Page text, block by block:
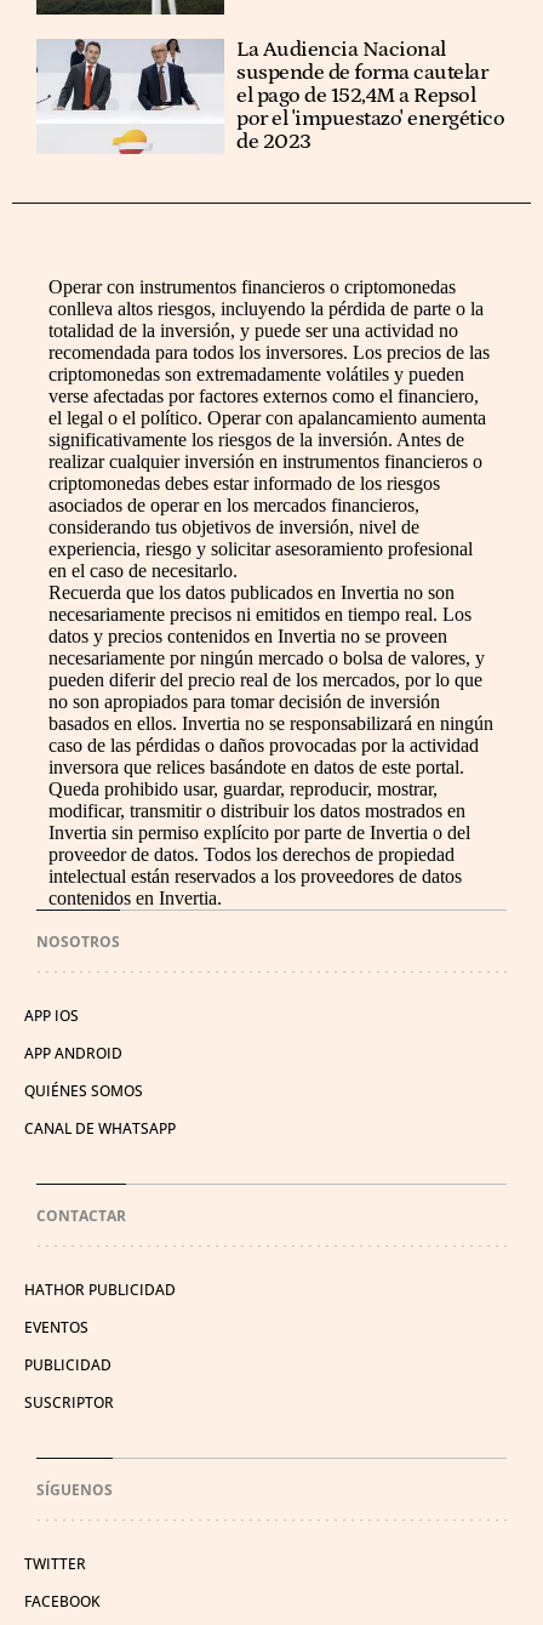
La Audiencia Nacional
suspende de forma cautelar
el pago de 152,4M a Repsol
por el 'impuestazo' energético
de 2023
Operar con instrumentos financieros o criptomonedas
conlleva altos riesgos, incluyendo la pérdida de parte o la
totalidad de la inversión, y puede ser una actividad no
recomendada para todos los inversores. Los precios de las
criptomonedas son extremadamente volátiles y pueden
verse afectadas por factores externos como el financiero,
el legal o el político. Operar con apalancamiento aumenta
significativamente los riesgos de la inversión. Antes de
realizar cualquier inversión en instrumentos financieros o
criptomonedas debes estar informado de los riesgos
asociados de operar en los mercados financieros,
considerando tus objetivos de inversión, nivel de
experiencia, riesgo y solicitar asesoramiento profesional
en el caso de necesitarlo.
Recuerda que los datos publicados en Invertia no son
necesariamente precisos ni emitidos en tiempo real. Los
datos y precios contenidos en Invertia no se proveen
necesariamente por ningún mercado o bolsa de valores, y
pueden diferir del precio real de los mercados, por lo que
no son apropiados para tomar decisión de inversión
basados en ellos. Invertia no se responsabilizará en ningún
caso de las pérdidas o daños provocadas por la actividad
inversora que relices basándote en datos de este portal.
Queda prohibido usar, guardar, reproducir, mostrar,
modificar, transmitir o distribuir los datos mostrados en
Invertia sin permiso explícito por parte de Invertia o del
proveedor de datos. Todos los derechos de propiedad
intelectual están reservados a los proveedores de datos
contenidos en Invertia.
NOSOTROS
APP IOS
APP ANDROID
QUIÉNES SOMOS
CANAL DE WHATSAPP
CONTACTAR
HATHOR PUBLICIDAD
EVENTOS
PUBLICIDAD
SUSCRIPTOR
SÍGUENOS
TWITTER
FACEBOOK